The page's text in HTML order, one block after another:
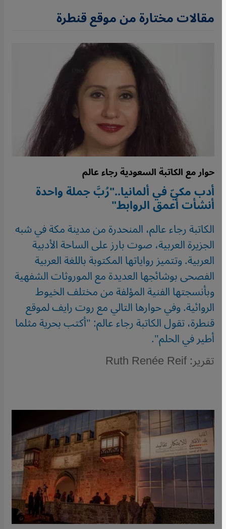
مقالات مختارة من موقع قنطرة
حوار مع الكاتبة السعودية رجاء عالم
أدب مكيّ في ألمانيا.."رُبَّ جملة واحدة
أنشأت أعمق الروابط"
الكاتبة رجاء عالم، المنحدرة من مدينة مكة في شبه
الجزيرة العربية، صوت بارز على الساحة الأدبية
العربية. وتتميز رواياتها المكتوبة باللغة العربية
الفصحى بوشائجها العديدة مع الموروثات الشفهية
وبأنسجتها الفنية المؤلفة من مختلف الخيوط
الروائية. وفي حوارها التالي مع روت رايف لموقع
قنطرة، تقول الكاتبة رجاء عالم: "أكتب بحرية مثلما
أطير في الحلم".
تقرير: Ruth Renée Reif